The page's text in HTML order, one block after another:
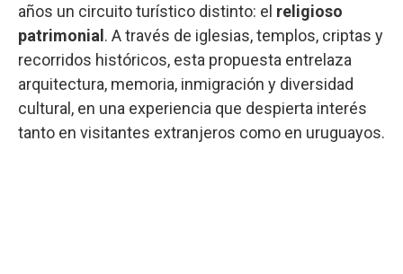
años un circuito turístico distinto: el religioso
patrimonial . A través de iglesias, templos, criptas y
recorridos históricos, esta propuesta entrelaza
arquitectura, memoria, inmigración y diversidad
cultural, en una experiencia que despierta interés
tanto en visitantes extranjeros como en uruguayos.